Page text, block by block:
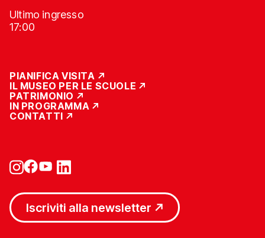
Ultimo ingresso
17:00
PIANIFICA VISITA
IL MUSEO PER LE SCUOLE
PATRIMONIO
IN PROGRAMMA
CONTATTI
Iscriviti alla newsletter